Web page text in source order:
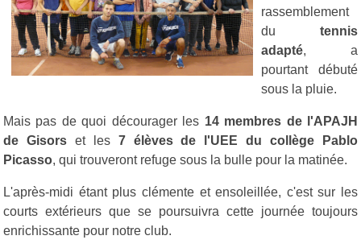
rassemblement
du tennis
adapté, a
pourtant débuté
sous la pluie.
Mais pas de quoi décourager les 14 membres de l'APAJH
de Gisorset les 7 élèves de l'UEE du collège Pablo
Picasso, qui trouveront refuge sous la bulle pour la matinée.
L'après-midi étant plus clémente et ensoleillée, c'est sur les
courts extérieurs que se poursuivra cette journée toujours
enrichissante pour notre club.